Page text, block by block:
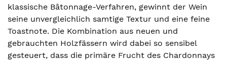
klassische Bâtonnage-Verfahren, gewinnt der Wein
seine unvergleichlich samtige Textur und eine feine
Toastnote. Die Kombination aus neuen und
gebrauchten Holzfässern wird dabei so sensibel
gesteuert, dass die primäre Frucht des Chardonnays